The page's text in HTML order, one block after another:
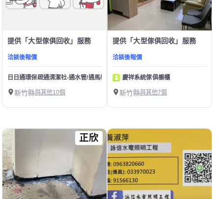
提供「大型傢俱回收」服務
洽談後報價
日日通環保疏通清潔社-通水管/通馬桶/水管不通/馬桶不通/下水道堵塞疏通 洗水
新竹縣與其他10個
提供「大型傢俱回收」服務
洽談後報價
慶祥系統傢俱櫥櫃
新竹縣與其他7個